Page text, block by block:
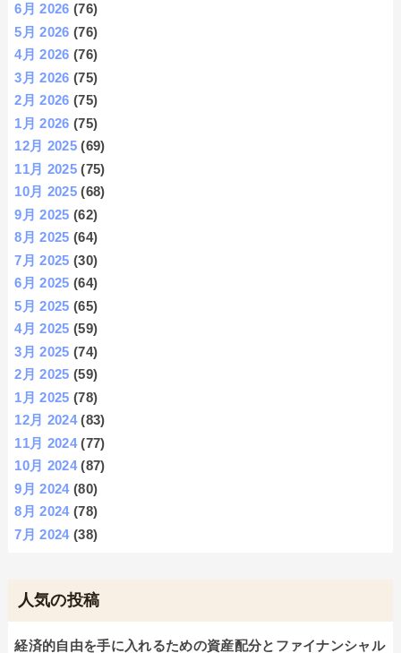
6月 2026 (76)
5月 2026 (76)
4月 2026 (76)
3月 2026 (75)
2月 2026 (75)
1月 2026 (75)
12月 2025 (69)
11月 2025 (75)
10月 2025 (68)
9月 2025 (62)
8月 2025 (64)
7月 2025 (30)
6月 2025 (64)
5月 2025 (65)
4月 2025 (59)
3月 2025 (74)
2月 2025 (59)
1月 2025 (78)
12月 2024(83)
11月 2024(77)
10月 2024(87)
9月 2024(80)
8月 2024(78)
7月 2024(38)
人気の投稿
経済的自由を手に入れるための資産配分とファイナンシャル